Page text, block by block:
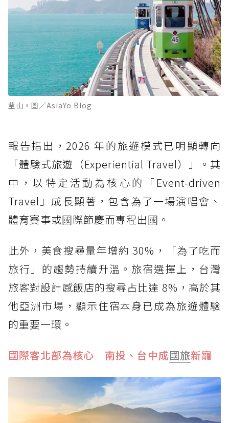
釜山。圖／AsiaYo Blog
報告指出，2026 年的旅遊模式已明顯轉向
「體驗式旅遊（Experiential Travel）」。其
中，以特定活動為核心的「Event-driven
Travel」成長顯著，包含為了一場演唱會、
體育賽事或國際節慶而專程出國。
此外，美食搜尋量年增約 30%，「為了吃而
旅行」的趨勢持續升溫。旅宿選擇上，台灣
旅客對設計感飯店的搜尋占比達 8%，高於其
他亞洲市場，顯示住宿本身已成為旅遊體驗
的重要一環。
國際客北部為核心 南投、台中成國旅新寵